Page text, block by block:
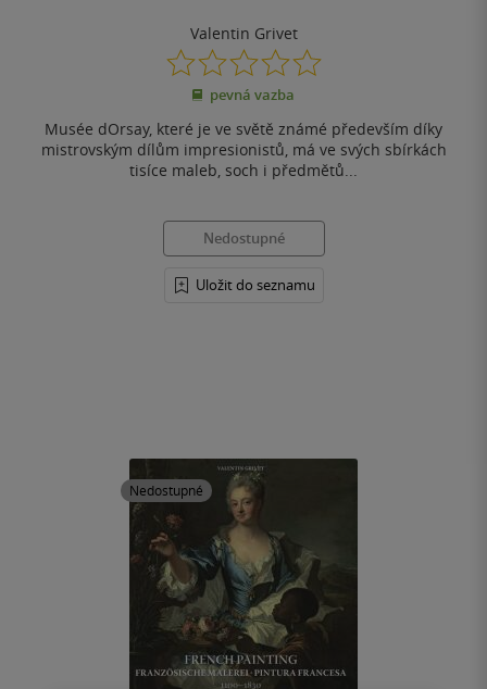
Valentin Grivet
0.0
z
5
pevná vazba
Musée dOrsay, které je ve světě známé především díky
mistrovským dílům impresionistů, má ve svých sbírkách
tisíce maleb, soch i předmětů...
Nedostupné
Uložit do seznamu
Nedostupné